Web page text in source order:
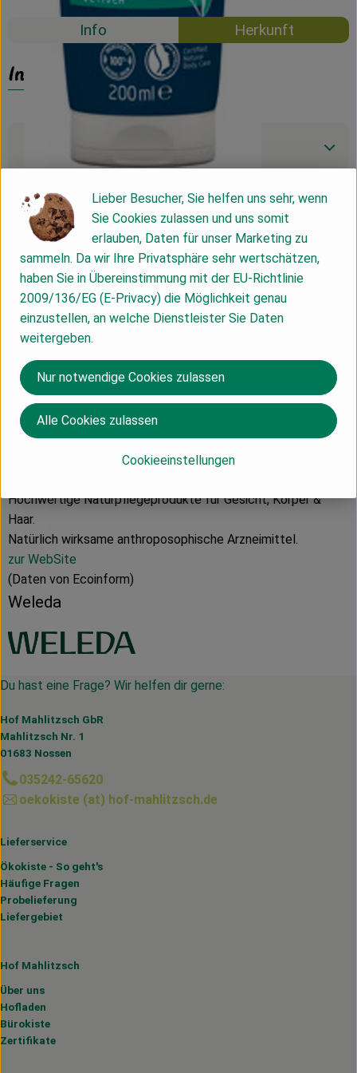
Info Herkunft
Info
Produktdatenblatt
Herkunft
Hersteller: Weleda
Deutschland
Weleda AG
Hochwertige Naturpflegeprodukte für Gesicht, Körper &
Haar.
Natürlich wirksame anthroposophische Arzneimittel.
zur WebSite
(Daten von Ecoinform)
Weleda
Du hast eine Frage? Wir helfen dir gerne:
Hof Mahlitzsch GbR
Mahlitzsch Nr. 1
01683 Nossen
035242-65620
oekokiste (at) hof-mahlitzsch.de
Lieferservice
Ökokiste - So geht's
Häufige Fragen
Probelieferung
Liefergebiet
Hof Mahlitzsch
Über uns
Hofladen
Bürokiste
Zertifikate
Lieber Besucher, Sie helfen uns sehr, wenn
Sie Cookies zulassen und uns somit
erlauben, Daten für unser Marketing zu
sammeln. Da wir Ihre Privatsphäre sehr wertschätzen,
haben Sie in Übereinstimmung mit der EU-Richtlinie
2009/136/EG (E-Privacy) die Möglichkeit genau
einzustellen, an welche Dienstleister Sie Daten
weitergeben.
Cookieeinstellungen
Nur notwendige Cookies zulassen
Alle Cookies zulassen